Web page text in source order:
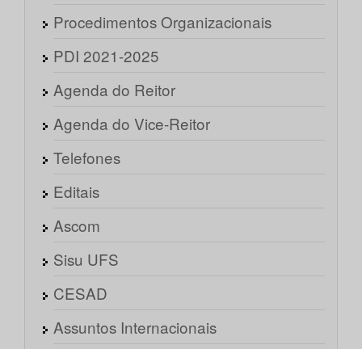
Procedimentos Organizacionais
PDI 2021-2025
Agenda do Reitor
Agenda do Vice-Reitor
Telefones
Editais
Ascom
Sisu UFS
CESAD
Assuntos Internacionais